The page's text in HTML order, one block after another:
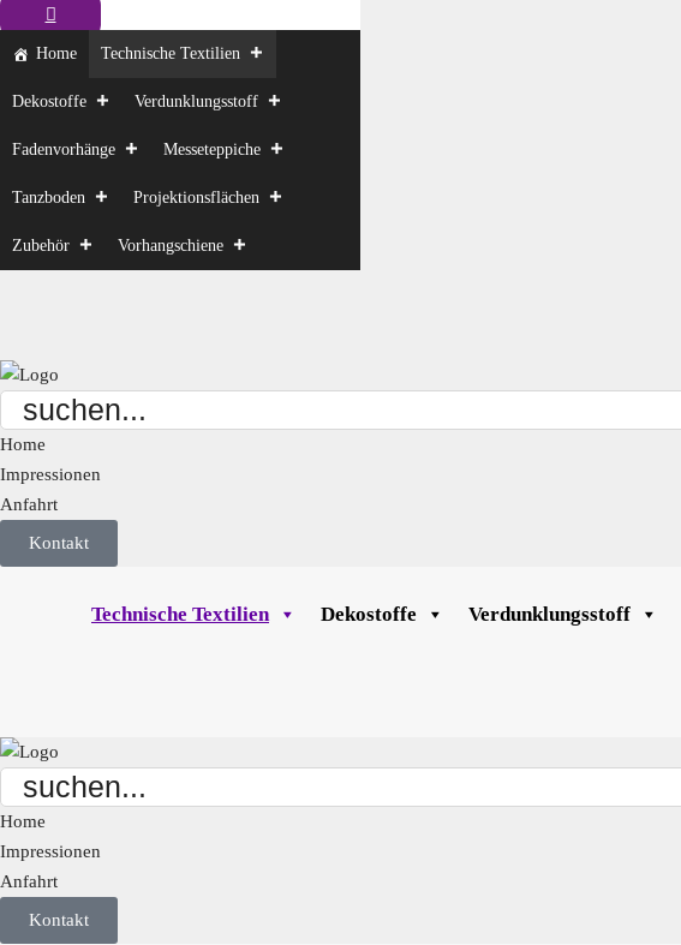
Home Technische Textilien
Dekostoffe Verdunklungsstoff
Fadenvorhänge Messeteppiche
Tanzboden Projektionsflächen
Zubehör Vorhangschiene
Home
Impressionen
Anfahrt
Kontakt
Technische Textilien Dekostoffe Verdunklungsstoff
Home
Impressionen
Anfahrt
Kontakt